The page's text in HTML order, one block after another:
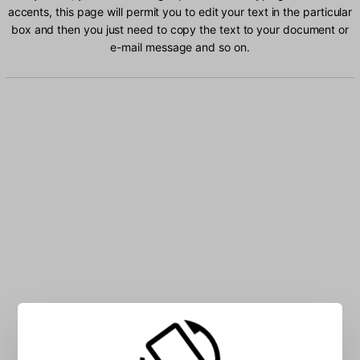
accents, this page will permit you to edit your text in the particular
box and then you just need to copy the text to your document or
e-mail message and so on.
Type Chichewa characters into the box: